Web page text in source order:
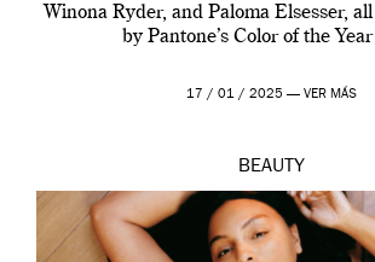
Winona Ryder, and Paloma Elsesser,
by Pantone’s Color of the Year
17 / 01 / 2025 — VER MÁS
BEAUTY